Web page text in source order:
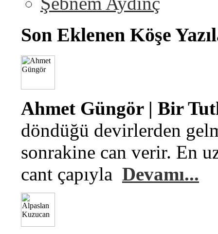
Son Eklenen Köşe
Ahmet Güngör | Bir
döndüğü devirlerden
sonrakine can verir. En
cant çapıyla Devamı...